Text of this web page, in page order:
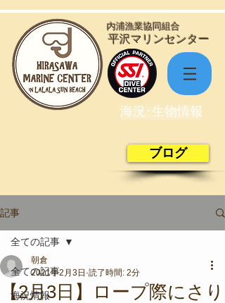
​平沢マリンセンター
​内浦漁業協同組合
海況･生物情報
ブログ
記事
全ての記事
海況情報
全ての記事
【2月3日】ロープ際にさり
朝倉
2021年2月3日 読了時間: 2分